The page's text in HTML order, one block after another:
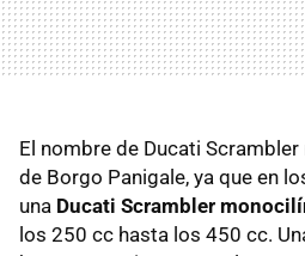
El nombre de Ducati
de Borgo Panigale, ya que en
una Ducati Scrambler
los 250 cc hasta los 450 cc.